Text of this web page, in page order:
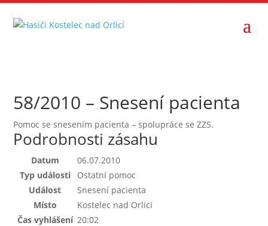
58/2010 – Snesení pacienta
Pomoc se snesením pacienta – spolupráce se ZZS.
Podrobnosti zásahu
Datum
06.07.2010
Typ události
Ostatní pomoc
Událost
Snesení pacienta
Místo
Kostelec nad Orlicí
Čas vyhlášení 20:02